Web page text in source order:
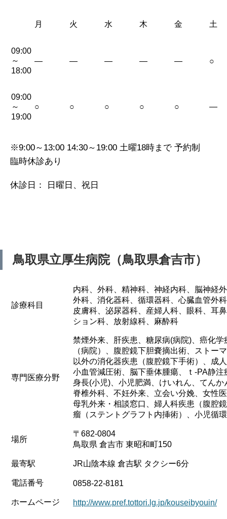
月 火 水 木 金 土
09:00
～
18:00
— — — — — ○
09:00
～
19:00
○ ○ ○ ○ ○ —
※9:00～13:00 14:30～19:00 土曜18時まで 予約制
臨時休診あり
休診日： 日曜日、祝日
鳥取県立厚生病院（鳥取県倉吉市）
診療科目
内科、外科、精神科、神経内科、脳神経
外科、消化器科、循環器科、心臓血管外
皮膚科、泌尿器科、産婦人科、眼科、耳
ション科、放射線科、麻酔科
専門医療分野
禁煙外来、肝疾患、糖尿病(病院)、癌化
（病院）、腹腔鏡下胆嚢摘出術、ストー
以外の消化器疾患（腹腔鏡下手術）、成
小血管減圧術、脳下垂体腫瘍、ｔ-PA静
身長(小児)、小児肥満、けいれん、てん
脊椎外科、不妊外来、立会い分娩、女性
母乳外来・相談窓口、婦人科疾患（腹腔
瘤（ステントグラフト内挿術）、小児循
場所
〒682-0804
鳥取県 倉吉市 東昭和町150
最寄駅 JR山陰本線 倉吉駅 タクシー6分
電話番号 0858-22-8181
ホームページ http://www.pref.tottori.lg.jp/kouseibyouin/